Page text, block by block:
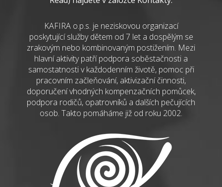
KAFIRA o.p.s. je neziskovou organizací
poskytující služby dětem od 7 let a dospělým se
zrakovým nebo kombinovaným postižením. Mezi
hlavní aktivity patří podpora soběstačnosti a
samostatnosti v každodenním životě, pomoc při
pracovním začleňování, aktivizační činnosti,
doporučení vhodných kompenzačních pomůcek,
podpora rodičů, opatrovníků a dalších pečujících
osob. Takto pomáháme již od roku 2002.